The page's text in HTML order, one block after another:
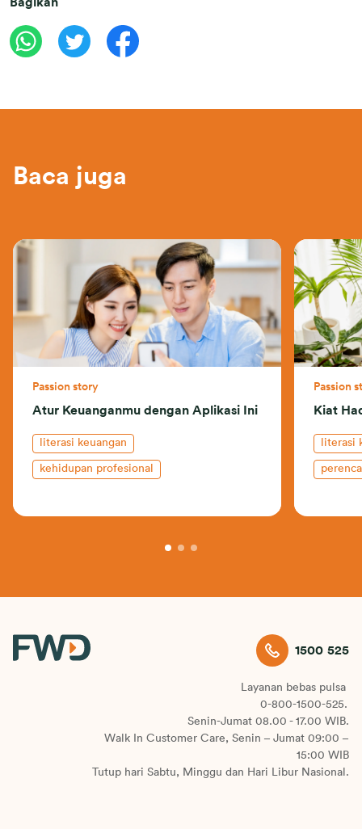
Baca juga
Passion story
Atur Keuanganmu dengan Aplikasi Ini
literasi keuangan
kehidupan profesional
Passion
Kiat
literasi
1500 525
Layanan bebas pulsa
0-800-1500-525.
Senin-Jumat 08.00 - 17.00 WIB.
Walk In Customer Care, Senin – Jumat 09:00 –
15:00 WIB
Tutup hari Sabtu, Minggu dan Hari Libur Nasional.